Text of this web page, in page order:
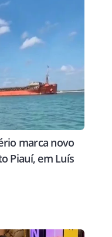
DO PROGRAMA
na segunda
quarta-feira
marca novo
Piauí, em Luís